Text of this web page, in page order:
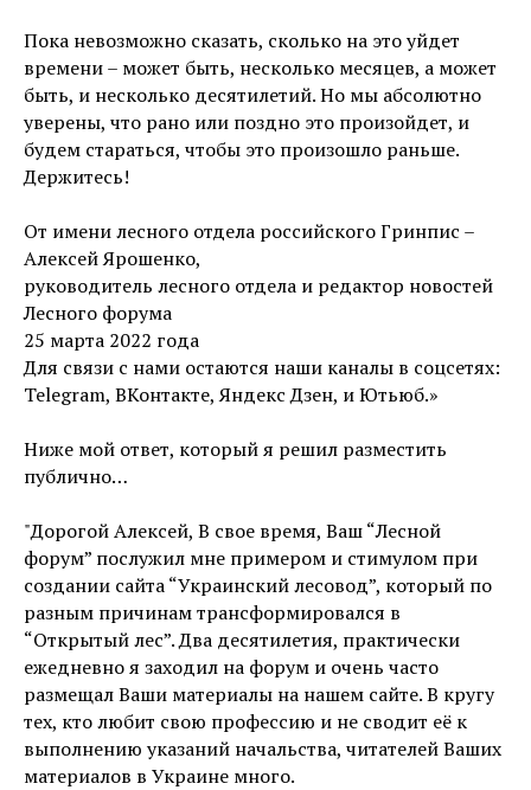
Пока невозможно сказать, сколько на это уйдет
времени – может быть, несколько месяцев, а может
быть, и несколько десятилетий. Но мы абсолютно
уверены, что рано или поздно это произойдет, и
будем стараться, чтобы это произошло раньше.
Держитесь!
От имени лесного отдела российского Гринпис –
Алексей Ярошенко,
руководитель лесного отдела и редактор новостей
Лесного форума
25 марта 2022 года
Для связи с нами остаются наши каналы в соцсетях:
Telegram, ВКонтакте, Яндекс Дзен, и Ютьюб.»
Ниже мой ответ, который я решил разместить
публично…
"Дорогой Алексей, В свое время, Ваш “Лесной
форум” послужил мне примером и стимулом при
создании сайта “Украинский лесовод”, который по
разным причинам трансформировался в
“Открытый лес”. Два десятилетия, практически
ежедневно я заходил на форум и очень часто
размещал Ваши материалы на нашем сайте. В кругу
тех, кто любит свою профессию и не сводит её к
выполнению указаний начальства, читателей Ваших
материалов в Украине много.